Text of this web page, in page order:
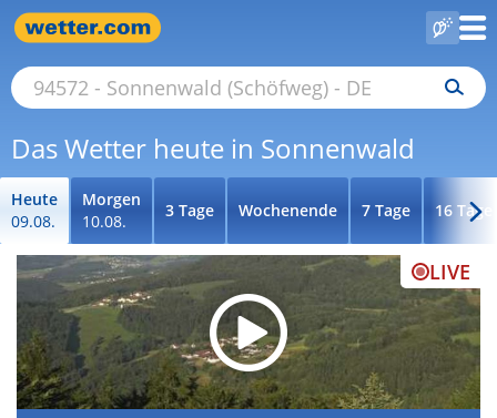
Das Wetter heute in Sonnenwald
Heute
09.08.
Morgen
10.08.
3 Tage Wochenende 7 Tage 16 Tage
LIVE